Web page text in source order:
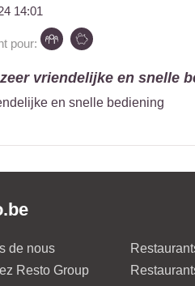
14:01
pour:
vriendelijke en snelle
en snelle bediening
de nous
Resto Group